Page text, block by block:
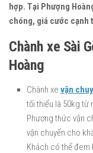
hợp. Tại Phượng
chóng, giá cước cạnh
Chành xe Sài
Hoàng
Chành xe vận
tối thiểu là 50kg từ
Phương thức vận
vận chuyển cho
Khách có thể